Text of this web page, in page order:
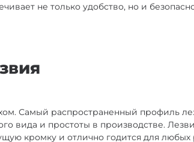
не только удобство, но и
Самый распространенный профиль
вида и простоты в производстве.
кромку и отлично годится для любых